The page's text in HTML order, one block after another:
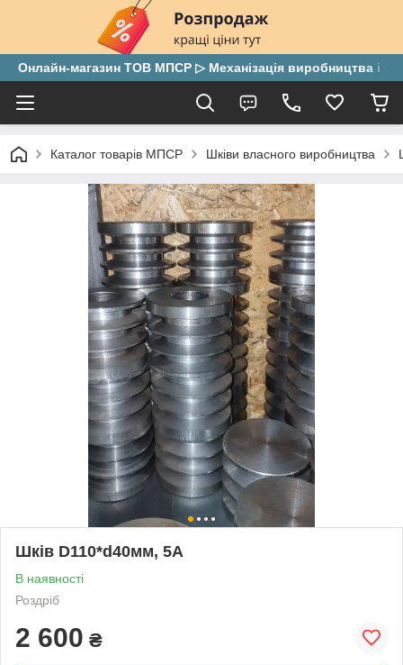
Онлайн-магазин ТОВ МПСР ▷ Механізація виробництва і
Каталог товарів МПСР Шківи власного виробництва
Шків D110*d40мм, 5А
В наявності
Роздріб
2 600 ₴